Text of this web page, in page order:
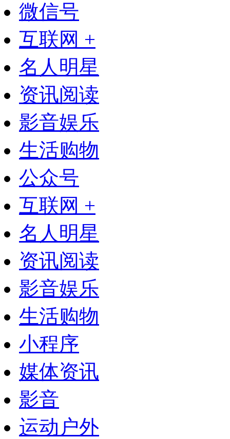
微信号
互联网 +
名人明星
资讯阅读
影音娱乐
生活购物
公众号
互联网 +
名人明星
资讯阅读
影音娱乐
生活购物
小程序
媒体资讯
影音
运动户外